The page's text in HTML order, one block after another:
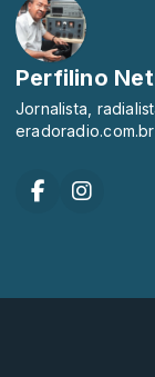
Perfilino
Jornalista,
eradoradio.com.br